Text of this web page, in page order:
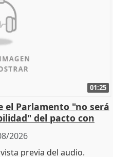
01:25
el Parlamento "no será
del pacto con
2026